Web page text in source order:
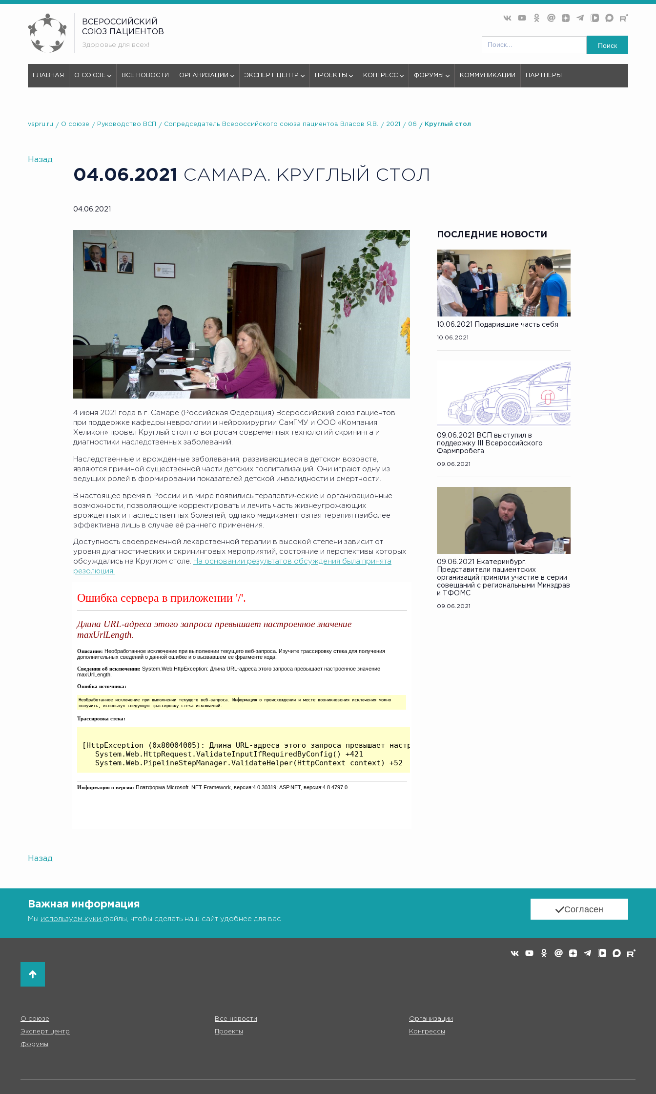
ВСЕРОССИЙСКИЙ
СОЮЗ ПАЦИЕНТОВ
Здоровье для всех! Поиск
ГЛАВНАЯ О СОЮЗЕ ВСЕ НОВОСТИ ОРГАНИЗАЦИИ ЭКСПЕРТ ЦЕНТР ПРОЕКТЫ КОНГРЕСС ФОРУМЫ КОММУНИКАЦИИ ПАРТНЁРЫ
vspru.ru О союзе Руководство ВСП Сопредседатель Всероссийского союза пациентов Власов Я.В. 2021 06 Круглый стол
Назад
04.06.2021 САМАРА. КРУГЛЫЙ СТОЛ
04.06.2021
4 июня 2021 года в г. Самаре (Российская Федерация) Всероссийский союз пациентов
при поддержке кафедры неврологии и нейрохирургии СамГМУ и ООО «Компания
Хеликон» провел Круглый стол по вопросам современных технологий скрининга и
диагностики наследственных заболеваний.
Наследственные и врождённые заболевания, развивающиеся в детском возрасте,
являются причиной существенной части детских госпитализаций. Они играют одну из
ведущих ролей в формировании показателей детской инвалидности и смертности.
В настоящее время в России и в мире появились терапевтические и организационные
возможности, позволяющие корректировать и лечить часть жизнеугрожающих
врождённых и наследственных болезней, однако медикаментозная терапия наиболее
эффективна лишь в случае её раннего применения.
Доступность своевременной лекарственной терапии в высокой степени зависит от
уровня диагностических и скрининговых мероприятий, состояние и перспективы которых
обсуждались на Круглом столе.
На основании результатов обсуждения была принята
резолюция.
ПОСЛЕДНИЕ НОВОСТИ
10.06.2021 Подарившие часть себя
10.06.2021
09.06.2021 ВСП выступил в
поддержку III Всероссийского
Фармпробега
09.06.2021
09.06.2021 Екатеринбург.
Представители пациентских
организаций приняли участие в серии
совещаний с региональными Минздрав
и ТФОМС
09.06.2021
Назад
Важная информация
Мы используем куки файлы, чтобы сделать наш сайт удобнее для вас
Согласен
О союзе Все новости Организации
Эксперт центр Проекты Конгрессы
Форумы